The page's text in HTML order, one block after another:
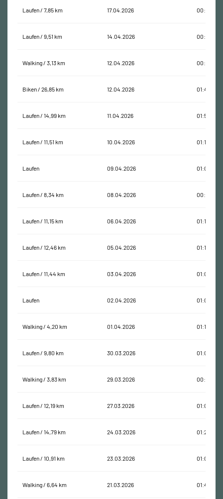
Laufen / 7,85 km 17.04.2026 00:42:03
Laufen / 9,51 km 14.04.2026 00:55:20
Walking / 3,13 km 12.04.2026 00:57:23
Biken / 26,85 km 12.04.2026 01:45:28
Laufen / 14,99 km 11.04.2026 01:59:01
Laufen / 11,51 km 10.04.2026 01:10:09
Laufen 09.04.2026 01:07:47
Laufen / 8,34 km 08.04.2026 00:48:39
Laufen / 11,15 km 06.04.2026 01:10:43
Laufen / 12,46 km 05.04.2026 01:16:57
Laufen / 11,44 km 03.04.2026 01:02:54
Laufen 02.04.2026 01:00:06
Walking / 4,20 km 01.04.2026 01:15:45
Laufen / 9,80 km 30.03.2026 01:00:01
Walking / 3,83 km 29.03.2026 00:58:05
Laufen / 12,19 km 27.03.2026 01:07:32
Laufen / 14,79 km 24.03.2026 01:26:33
Laufen / 10,91 km 23.03.2026 01:00:21
Walking / 6,64 km 21.03.2026 01:40:23